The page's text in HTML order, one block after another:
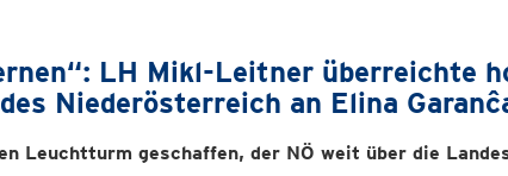
LH Mikl-Leitner überreichte
Niederösterreich an Elina
Leuchtturm geschaffen, der NÖ weit über die